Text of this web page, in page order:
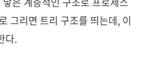
그리면 트리 구조를 띄는데, 이
다.